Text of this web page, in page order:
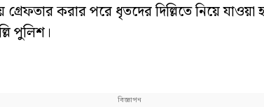
করার পরে ধৃতদের দিল্লিতে নিয়ে
পুলিশ।